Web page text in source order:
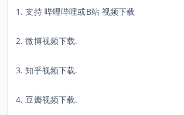
1. 支持 哔哩哔哩或B站 视频下载
2. 微博视频下载.
3. 知乎视频下载.
4. 豆瓣视频下载.